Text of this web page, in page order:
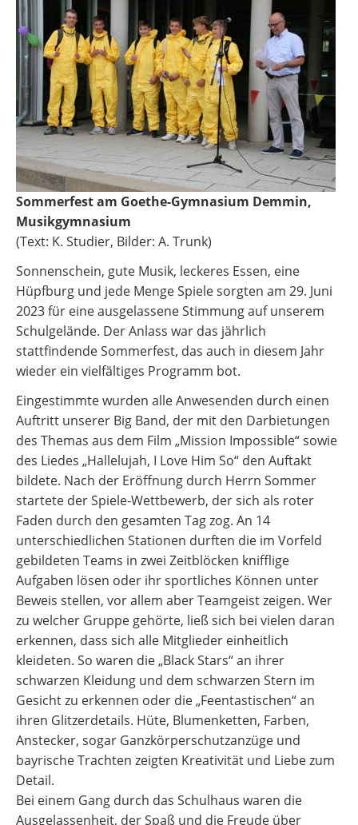
Sommerfest am Goethe-Gymnasium Demmin,
Musikgymnasium
(Text: K. Studier, Bilder: A. Trunk)
Sonnenschein, gute Musik, leckeres Essen, eine
Hüpfburg und jede Menge Spiele sorgten am 29. Juni
2023 für eine ausgelassene Stimmung auf unserem
Schulgelände. Der Anlass war das jährlich
stattfindende Sommerfest, das auch in diesem Jahr
wieder ein vielfältiges Programm bot.
Eingestimmte wurden alle Anwesenden durch einen
Auftritt unserer Big Band, der mit den Darbietungen
des Themas aus dem Film „Mission Impossible“ sowie
des Liedes „Hallelujah, I Love Him So“ den Auftakt
bildete. Nach der Eröffnung durch Herrn Sommer
startete der Spiele-Wettbewerb, der sich als roter
Faden durch den gesamten Tag zog. An 14
unterschiedlichen Stationen durften die im Vorfeld
gebildeten Teams in zwei Zeitblöcken knifflige
Aufgaben lösen oder ihr sportliches Können unter
Beweis stellen, vor allem aber Teamgeist zeigen. Wer
zu welcher Gruppe gehörte, ließ sich bei vielen daran
erkennen, dass sich alle Mitglieder einheitlich
kleideten. So waren die „Black Stars“ an ihrer
schwarzen Kleidung und dem schwarzen Stern im
Gesicht zu erkennen oder die „Feentastischen“ an
ihren Glitzerdetails. Hüte, Blumenketten, Farben,
Anstecker, sogar Ganzkörperschutzanzüge und
bayrische Trachten zeigten Kreativität und Liebe zum
Detail.
Bei einem Gang durch das Schulhaus waren die
Ausgelassenheit, der Spaß und die Freude über